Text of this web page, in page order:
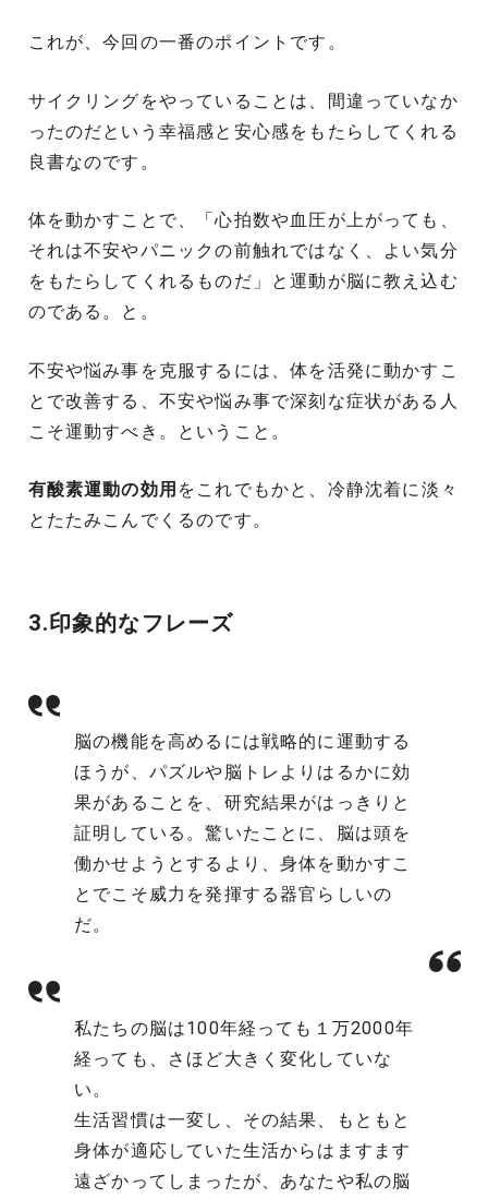
これが、今回の一番のポイントです。
サイクリングをやっていることは、間違っていなか
ったのだという幸福感と安心感をもたらしてくれる
良書なのです。
体を動かすことで、「心拍数や血圧が上がっても、
それは不安やパニックの前触れではなく、よい気分
をもたらしてくれるものだ」と運動が脳に教え込む
のである。と。
不安や悩み事を克服するには、体を活発に動かすこ
とで改善する、不安や悩み事で深刻な症状がある人
こそ運動すべき。ということ。
有酸素運動の効用 をこれでもかと、冷静沈着に淡々
とたたみこんでくるのです。
3.印象的なフレーズ
脳の機能を高めるには戦略的に運動する
ほうが、パズルや脳トレよりはるかに効
果があることを、研究結果がはっきりと
証明している。驚いたことに、脳は頭を
働かせようとするより、身体を動かすこ
とでこそ威力を発揮する器官らしいの
だ。
私たちの脳は100年経っても１万2000年
経っても、さほど大きく変化していな
い。
生活習慣は一変し、その結果、もともと
身体が適応していた生活からはますます
遠ざかってしまったが、あなたや私の脳